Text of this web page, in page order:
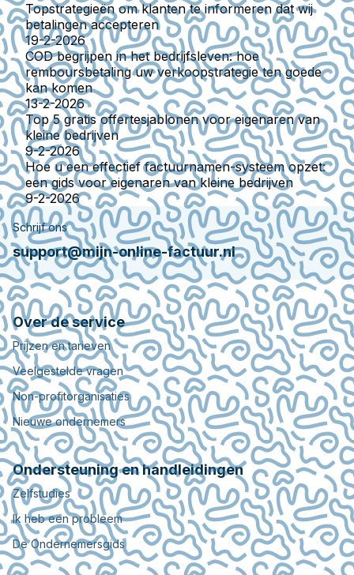
Topstrategieën om klanten te informeren dat wij
betalingen accepteren
19-2-2026
COD begrijpen in het bedrijfsleven: hoe
remboursbetaling uw verkoopstrategie ten goede
kan komen
13-2-2026
Top 5 gratis offertesjablonen voor eigenaren van
kleine bedrijven
9-2-2026
Hoe u een effectief factuurnamen-systeem opzet:
een gids voor eigenaren van kleine bedrijven
9-2-2026
Schrijf ons
support@mijn-online-factuur.nl
Over de service
Prijzen en tarieven
Veelgestelde vragen
Non-profitorganisaties
Nieuwe ondernemers
Ondersteuning en handleidingen
Zelfstudies
Ik heb een probleem
De Ondernemersgids